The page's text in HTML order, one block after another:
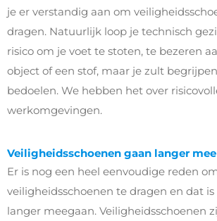
je er verstandig aan om
dragen. Natuurlijk loop je technisch
risico om je voet te stoten, te bezeren
object of een stof, maar je zult
bedoelen. We hebben het over
werkomgevingen.
Veiligheidsschoenen gaan langer mee
Er is nog een heel eenvoudige reden
veiligheidsschoenen te dragen en dat
langer meegaan. Veiligheidsschoenen